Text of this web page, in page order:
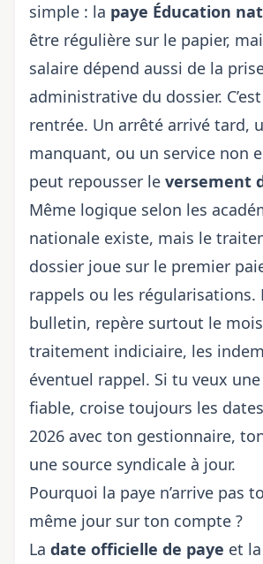
simple : la paye Éducation
être régulière sur le papier,
salaire dépend aussi de la
administrative du dossier.
rentrée. Un arrêté arrivé tard,
manquant, ou un service non
peut repousser le versement
Même logique selon les
nationale existe, mais le
dossier joue sur le premier
rappels ou les régularisations.
bulletin, repère surtout le
traitement indiciaire, les
éventuel rappel. Si tu veux
fiable, croise toujours les
2026 avec ton gestionnaire,
une source syndicale à jour.
Pourquoi la paye n’arrive pas
même jour sur ton compte ?
La date officielle de paye et